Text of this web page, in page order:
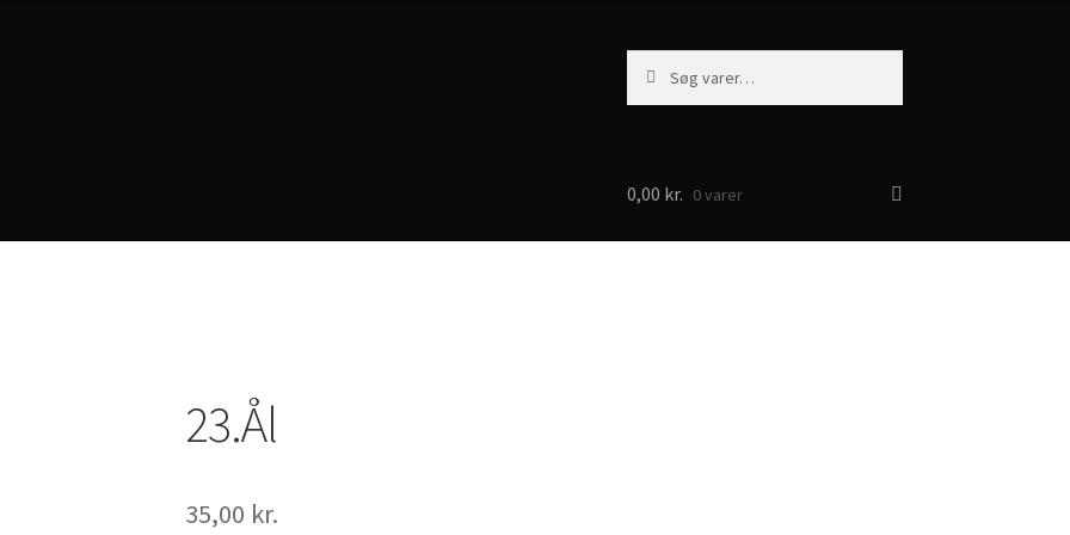
efter:
0,00 kr. 0 varer
23.Ål
35,00 kr.